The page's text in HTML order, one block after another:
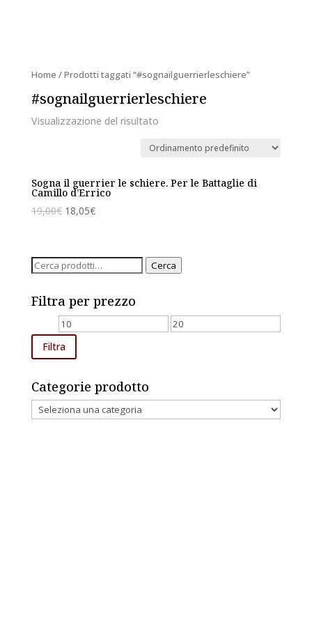
Home / Prodotti taggati “#sognailguerrierleschiere”
#sognailguerrierleschiere
Visualizzazione del risultato
Sogna il guerrier le schiere. Per le Battaglie di
Camillo d’Errico
19,00€ 18,05€
Cerca: Cerca
Filtra per prezzo
Prezzo
Min
Prezzo
Filtra
Categorie prodotto